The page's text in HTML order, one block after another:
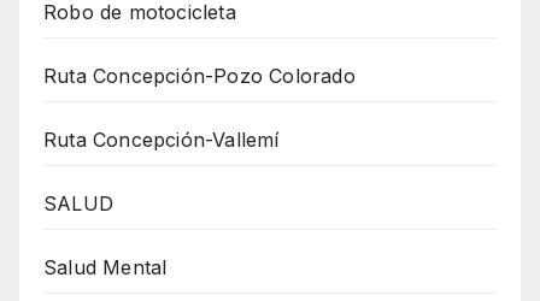
Robo de motocicleta
Ruta Concepción-Pozo Colorado
Ruta Concepción-Vallemí
SALUD
Salud Mental